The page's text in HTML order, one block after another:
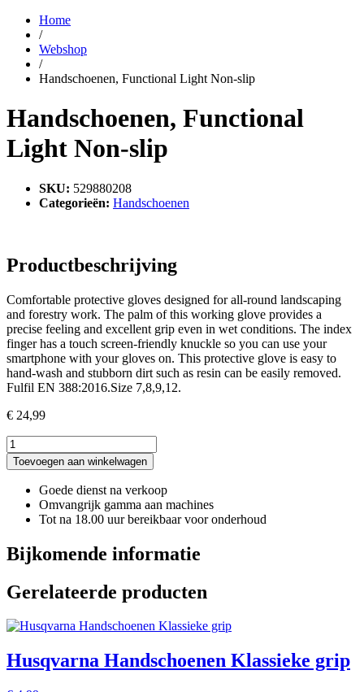
Home
/
Webshop
/
Handschoenen, Functional Light Non-slip
Handschoenen, Functional
Light Non-slip
SKU: 529880208
Categorieën: Handschoenen
Productbeschrijving
Comfortable protective gloves designed for all-round landscaping
and forestry work. The palm of this working glove provides a
precise feeling and excellent grip even in wet conditions. The index
finger has a touch screen-friendly knuckle so you can use your
smartphone with your gloves on. This protective glove is easy to
hand-wash and stubborn dirt such as resin can be easily removed.
Fulfil EN 388:2016.Size 7,8,9,12.
€ 24,99
Handschoenen,
Functional
Light
Non-
aantal
Toevoegen aan winkelwagen
Goede dienst na verkoop
Omvangrijk gamma aan machines
Tot na 18.00 uur bereikbaar voor onderhoud
Bijkomende informatie
Gerelateerde producten
Husqvarna Handschoenen Klassieke grip